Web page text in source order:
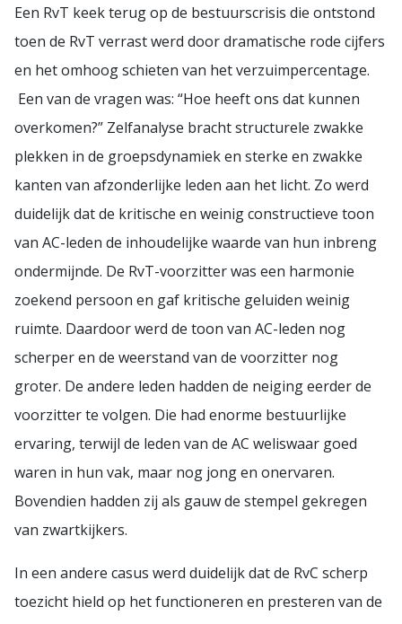
Een RvT keek terug op de bestuurscrisis die ontstond
toen de RvT verrast werd door dramatische rode cijfers
en het omhoog schieten van het verzuimpercentage.
Een van de vragen was: “Hoe heeft ons dat kunnen
overkomen?” Zelfanalyse bracht structurele zwakke
plekken in de groepsdynamiek en sterke en zwakke
kanten van afzonderlijke leden aan het licht. Zo werd
duidelijk dat de kritische en weinig constructieve toon
van AC-leden de inhoudelijke waarde van hun inbreng
ondermijnde. De RvT-voorzitter was een harmonie
zoekend persoon en gaf kritische geluiden weinig
ruimte. Daardoor werd de toon van AC-leden nog
scherper en de weerstand van de voorzitter nog
groter. De andere leden hadden de neiging eerder de
voorzitter te volgen. Die had enorme bestuurlijke
ervaring, terwijl de leden van de AC weliswaar goed
waren in hun vak, maar nog jong en onervaren.
Bovendien hadden zij als gauw de stempel gekregen
van zwartkijkers.
In een andere casus werd duidelijk dat de RvC scherp
toezicht hield op het functioneren en presteren van de